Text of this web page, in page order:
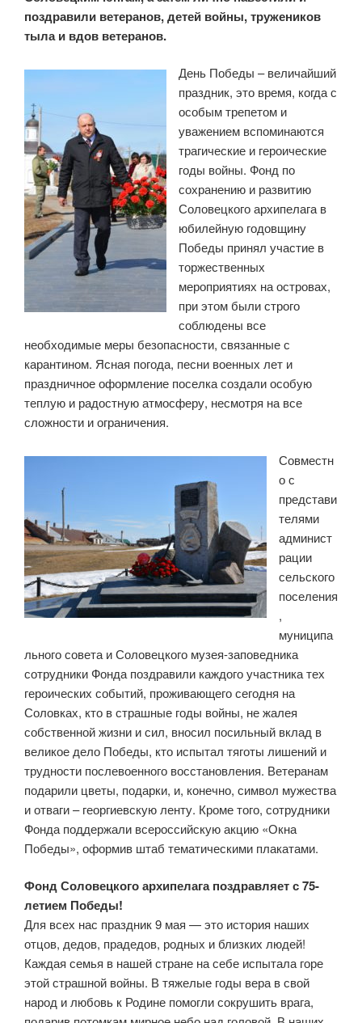
поздравили ветеранов, детей войны, тружеников
тыла и вдов ветеранов.
День Победы – величайший
праздник, это время, когда с
особым трепетом и
уважением вспоминаются
трагические и героические
годы войны. Фонд по
сохранению и развитию
Соловецкого архипелага в
юбилейную годовщину
Победы принял участие в
торжественных
мероприятиях на островах,
при этом были строго
соблюдены все
необходимые меры безопасности, связанные с
карантином. Ясная погода, песни военных лет и
праздничное оформление поселка создали особую
теплую и радостную атмосферу, несмотря на все
сложности и ограничения.
Совместн
о с
представи
телями
админист
рации
сельского
поселения
,
муниципа
льного совета и Соловецкого музея-заповедника
сотрудники Фонда поздравили каждого участника тех
героических событий, проживающего сегодня на
Соловках, кто в страшные годы войны, не жалея
собственной жизни и сил, вносил посильный вклад в
великое дело Победы, кто испытал тяготы лишений и
трудности послевоенного восстановления. Ветеранам
подарили цветы, подарки, и, конечно, символ мужества
и отваги – георгиевскую ленту. Кроме того, сотрудники
Фонда поддержали всероссийскую акцию «Окна
Победы», оформив штаб тематическими плакатами.
Фонд Соловецкого архипелага поздравляет с 75-
летием Победы!
Для всех нас праздник 9 мая — это история наших
отцов, дедов, прадедов, родных и близких людей!
Каждая семья в нашей стране на себе испытала горе
этой страшной войны. В тяжелые годы вера в свой
народ и любовь к Родине помогли сокрушить врага,